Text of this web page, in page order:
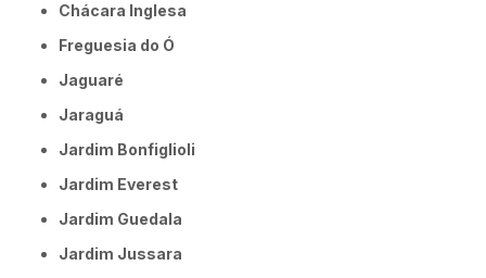
Chácara Inglesa
Freguesia do Ó
Jaguaré
Jaraguá
Jardim Bonfiglioli
Jardim Everest
Jardim Guedala
Jardim Jussara